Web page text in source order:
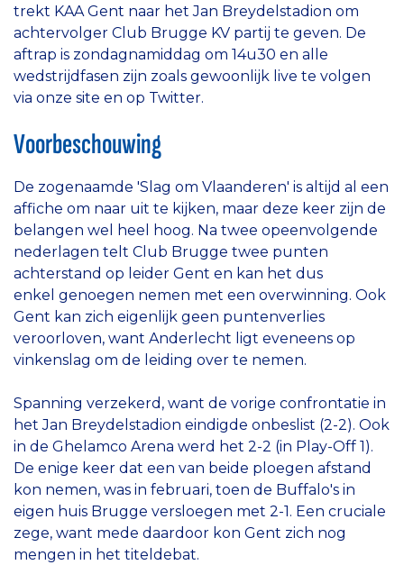
trekt KAA Gent naar het Jan Breydelstadion om
achtervolger Club Brugge KV partij te geven. De
aftrap is zondagnamiddag om 14u30 en alle
wedstrijdfasen zijn zoals gewoonlijk live te volgen
via onze site en op Twitter.
Voorbeschouwing
De zogenaamde 'Slag om Vlaanderen' is altijd al een
affiche om naar uit te kijken, maar deze keer zijn de
belangen wel heel hoog. Na twee opeenvolgende
nederlagen telt Club Brugge twee punten
achterstand op leider Gent en kan het dus
enkel genoegen nemen met een overwinning. Ook
Gent kan zich eigenlijk geen puntenverlies
veroorloven, want Anderlecht ligt eveneens op
vinkenslag om de leiding over te nemen.
Spanning verzekerd, want de vorige confrontatie in
het Jan Breydelstadion eindigde onbeslist (2-2). Ook
in de Ghelamco Arena werd het 2-2 (in Play-Off 1).
De enige keer dat een van beide ploegen afstand
kon nemen, was in februari, toen de Buffalo's in
eigen huis Brugge versloegen met 2-1. Een cruciale
zege, want mede daardoor kon Gent zich nog
mengen in het titeldebat.